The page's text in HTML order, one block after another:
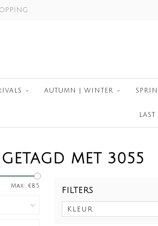
AUTUMN | WINTER
MET 3055
Max: €85
FILTERS
Kleur